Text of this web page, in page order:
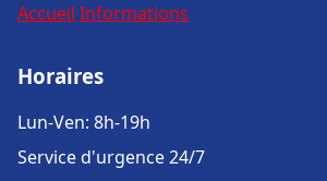
Accueil Informations
Horaires
Lun-Ven: 8h-19h
Service d'urgence 24/7